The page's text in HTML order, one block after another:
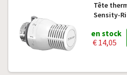
Tête
Sensity-Ri
en stock
€ 14,05